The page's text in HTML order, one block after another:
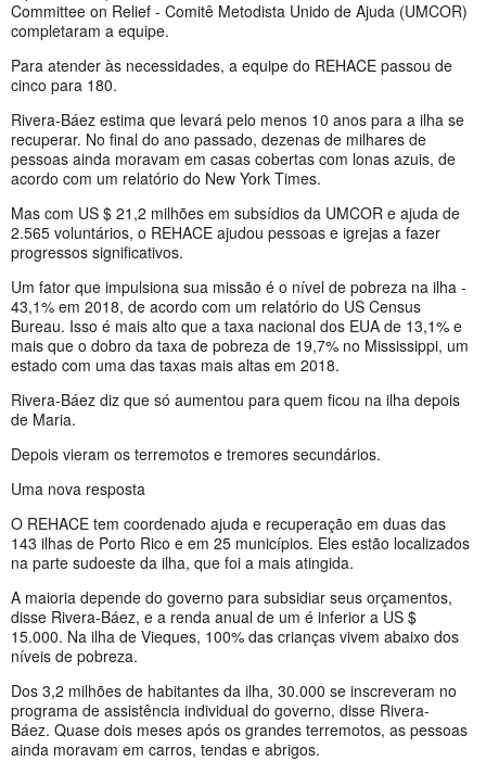
Committee on Relief - Comitê Metodista Unido de Ajuda (UMCOR)
completaram a equipe.
Para atender às necessidades, a equipe do REHACE passou de
cinco para 180.
Rivera-Báez estima que levará pelo menos 10 anos para a ilha se
recuperar. No final do ano passado, dezenas de milhares de
pessoas ainda moravam em casas cobertas com lonas azuis, de
acordo com um relatório do New York Times.
Mas com US $ 21,2 milhões em subsídios da UMCOR e ajuda de
2.565 voluntários, o REHACE ajudou pessoas e igrejas a fazer
progressos significativos.
Um fator que impulsiona sua missão é o nível de pobreza na ilha -
43,1% em 2018, de acordo com um relatório do US Census
Bureau. Isso é mais alto que a taxa nacional dos EUA de 13,1% e
mais que o dobro da taxa de pobreza de 19,7% no Mississippi, um
estado com uma das taxas mais altas em 2018.
Rivera-Báez diz que só aumentou para quem ficou na ilha depois
de Maria.
Depois vieram os terremotos e tremores secundários.
Uma nova resposta
O REHACE tem coordenado ajuda e recuperação em duas das
143 ilhas de Porto Rico e em 25 municípios. Eles estão localizados
na parte sudoeste da ilha, que foi a mais atingida.
A maioria depende do governo para subsidiar seus orçamentos,
disse Rivera-Báez, e a renda anual de um é inferior a US $
15.000. Na ilha de Vieques, 100% das crianças vivem abaixo dos
níveis de pobreza.
Dos 3,2 milhões de habitantes da ilha, 30.000 se inscreveram no
programa de assistência individual do governo, disse Rivera-
Báez. Quase dois meses após os grandes terremotos, as pessoas
ainda moravam em carros, tendas e abrigos.